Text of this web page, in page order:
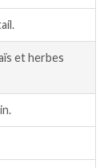
et herbes